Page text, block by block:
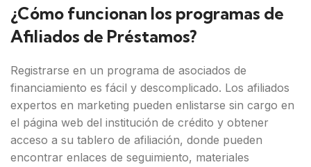
¿Cómo funcionan los programas de
Afiliados de Préstamos?
Registrarse en un programa de asociados de
financiamiento es fácil y descomplicado. Los afiliados
expertos en marketing pueden enlistarse sin cargo en
el página web del institución de crédito y obtener
acceso a su tablero de afiliación, donde pueden
encontrar enlaces de seguimiento, materiales